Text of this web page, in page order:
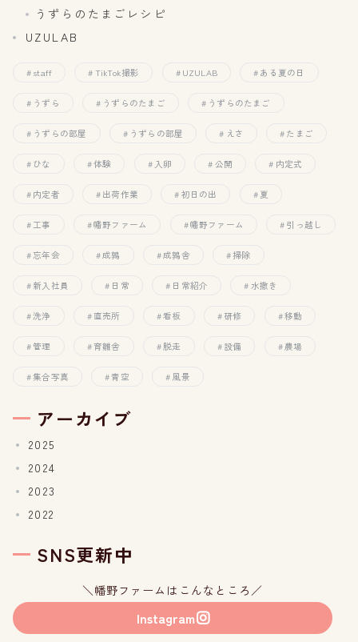
うずらのたまごレシピ
UZULAB
staff TikTok撮影 UZULAB ある夏の日
うずら うずらのたまご うずらのたまご
うずらの部屋 うずらの部屋 えさ たまご
ひな 体験 入卵 公開 内定式
内定者 出荷作業 初日の出 夏
工事 幡野ファーム 幡野ファーム 引っ越し
忘年会 成鶉 成鶉舎 掃除
新入社員 日常 日常紹介 水撒き
洗浄 直売所 看板 研修 移動
管理 育雛舎 脱走 設備 農場
集合写真 青空 風景
アーカイブ
2025
2024
2023
2022
SNS更新中
＼幡野ファームはこんなところ／
Instagram